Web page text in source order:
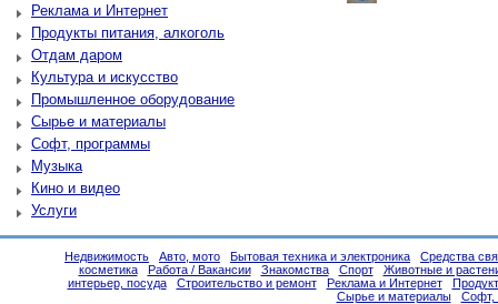
Реклама и Интернет
Продукты питания, алкоголь
Отдам даром
Культура и искусство
Промышленное оборудование
Сырье и материалы
Софт, программы
Музыка
Кино и видео
Услуги
Недвижимость Авто, мото Бытовая техника и электроника
Средства
косметика
Работа / Вакансии Знакомства Спорт
Животные и
интерьер, посуда
Строительство и ремонт Реклама и Интернет
Сырье и материалы
Софт,